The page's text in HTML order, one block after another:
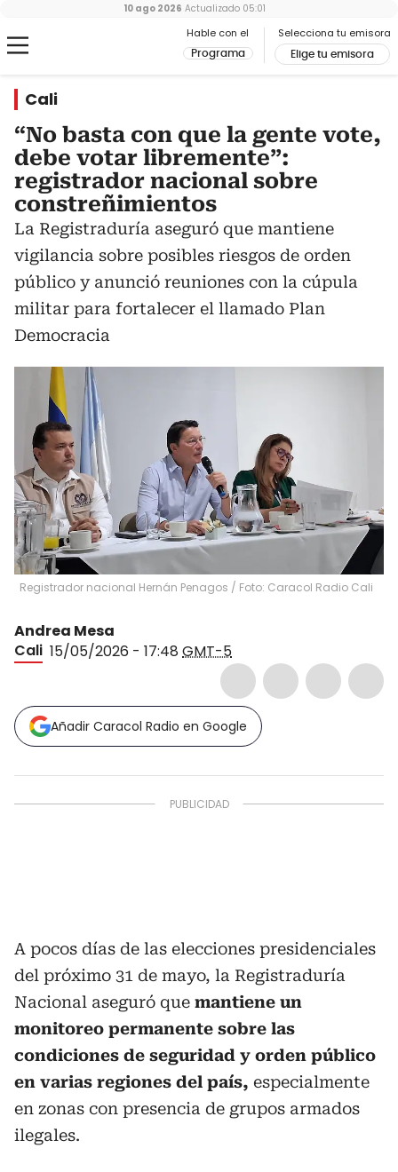
Hable con el
Programa
Selecciona tu emisora
Elige tu emisora
10 ago 2026 Actualizado 05:01
Cali
“No basta con que la gente vote,
debe votar libremente”:
registrador nacional sobre
constreñimientos
La Registraduría aseguró que mantiene
vigilancia sobre posibles riesgos de orden
público y anunció reuniones con la cúpula
militar para fortalecer el llamado Plan
Democracia
Registrador nacional Hernán Penagos / Foto: Caracol Radio Cali
Andrea Mesa
Cali 15/05/2026 - 17:48 GMT-5
Añadir Caracol Radio en Google
A pocos días de las elecciones presidenciales
del próximo 31 de mayo, la Registraduría
Nacional aseguró que mantiene un
monitoreo permanente sobre las
condiciones de seguridad y orden público
en varias regiones del país, especialmente
en zonas con presencia de grupos armados
ilegales.